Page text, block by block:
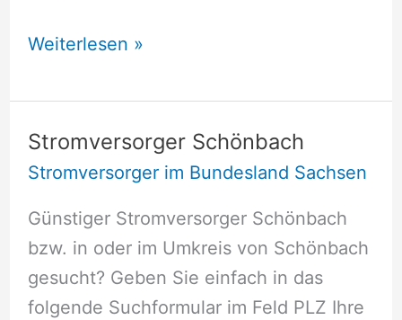
Stromversorger
Weiterlesen »
Stromversorger Schönbach
Stromversorger im Bundesland Sachsen
Günstiger Stromversorger Schönbach
bzw. in oder im Umkreis von Schönbach
gesucht? Geben Sie einfach in das
folgende Suchformular im Feld PLZ Ihre